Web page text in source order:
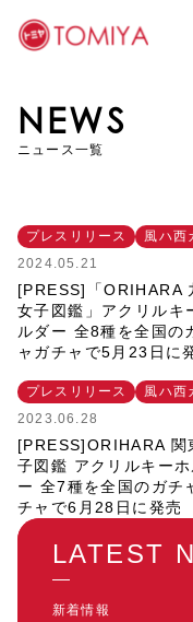
メインコンテンツへス
NEWS
ニュース一覧
プレスリリース
風ハ西
2024.05.21
[PRESS]「ORIHARA
女子図鑑」アクリルキ
ルダー 全8種を全国の
ャガチャで5月23日に
プレスリリース
風ハ西
2023.06.28
[PRESS]ORIHARA 関
子図鑑 アクリルキー
ー 全7種を全国のガチ
チャで6月28日に発売
LATEST
新着情報